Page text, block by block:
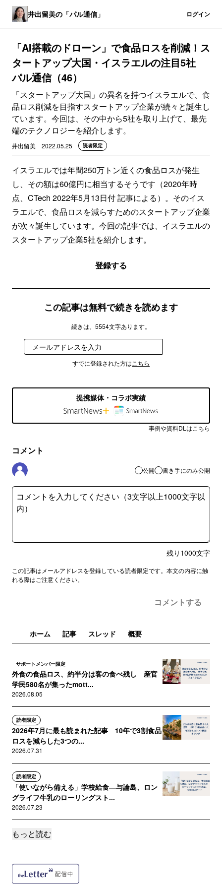
井出留美の「パル通信」 ログイン
「AI搭載のドローン」で食品ロスを削減！ス
タートアップ大国・イスラエルの注目5社
パル通信（46）
「スタートアップ大国」の異名を持つイスラエルで、食
品ロス削減を目指すスタートアップ企業が続々と誕生し
ています。今回は、その中から5社を取り上げて、最先
端のテクノロジーを紹介します。
井出留美 2022.05.25 読者限定
イスラエルでは年間250万トン近くの食品ロスが発生
し、その額は60億円に相当するそうです（2020年時
点、CTech 2022年5月13日付 記事による）。そのイス
ラエルで、食品ロスを減らすためのスタートアップ企業
が次々誕生しています。今回の記事では、イスラエルの
スタートアップ企業5社を紹介します。
登録する
この記事は無料で続きを読めます
続きは、5554文字あります。
すでに登録された方は こちら
提携媒体・コラボ実績
事例や資料DLはこちら
コメント
公開 書き手にのみ公開
残り 1000文字
この記事はメールアドレスを登録している読者限定です。本文の内容に触
れる際はご注意ください。
コメントする
ホーム 記事 スレッド 概要
サポートメンバー限定
外食の食品ロス、約半分は客の食べ残し 産官
学民580名が集ったmott...
2026.08.05
読者限定
2026年7月に最も読まれた記事 10年で3割食品
ロスを減らした3つの...
2026.07.31
読者限定
「使いながら備える」学校給食―与論島、ロン
グライフ牛乳のローリングスト...
2026.07.23
サポートメンバー限定
2026.07.15
もっと読む